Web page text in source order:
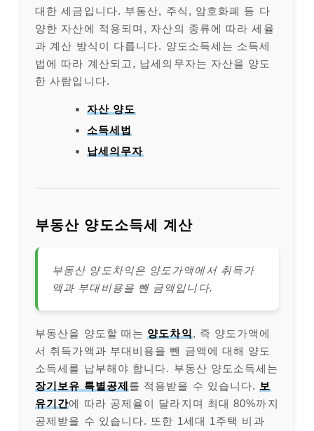
대한 세금입니다. 부동산, 주식, 암호화폐 등 다
양한 자산에 적용되며, 자산의 종류에 따라 세율
과 계산 방식이 다릅니다. 양도소득세는 소득세
법에 따라 계산되고, 납세의무자는 자산을 양도
한 사람입니다.
자산 양도
소득세법
납세의무자
부동산 양도소득세 계산
부동산 양도차익은 양도가액에서 취득가
액과 부대비용을 뺀 금액입니다.
부동산을 양도할 때는 양도차익 , 즉 양도가액에
서 취득가액과 부대비용을 뺀 금액에 대해 양도
소득세를 납부해야 합니다. 부동산 양도소득세는
장기보유 특별공제 를 적용받을 수 있습니다. 보
유기간에 따라 공제율이 달라지며 최대 80%까지
공제받을 수 있습니다. 또한 1세대 1주택 비과